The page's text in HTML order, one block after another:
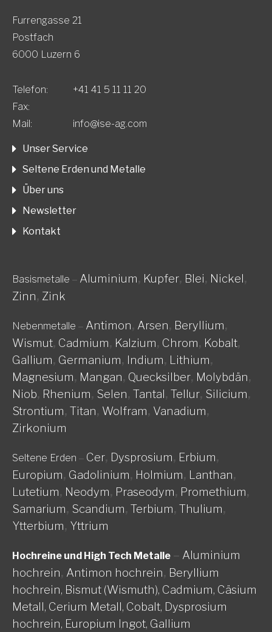
Furrengasse 21
Postfach
6000 Luzern 6
Telefon:
+41 41 5 11 11 20
Fax:
Mail:
info@ise-ag.com
Unser Service
Seltene Erden und Metalle
Über uns
Newsletter
Kontakt
Basismetalle – Aluminium, Kupfer, Blei, Nickel,
Zinn, Zink
Nebenmetalle – Antimon, Arsen, Beryllium,
Wismut, Cadmium, Kalzium, Chrom, Kobalt,
Gallium, Germanium, Indium, Lithium,
Magnesium, Mangan, Quecksilber, Molybdän,
Niob, Rhenium, Selen, Tantal, Tellur, Silicium,
Strontium, Titan, Wolfram, Vanadium,
Zirkonium
Seltene Erden – Cer, Dysprosium, Erbium,
Europium, Gadolinium, Holmium, Lanthan,
Lutetium, Neodym, Praseodym, Promethium,
Samarium, Scandium, Terbium, Thulium,
Ytterbium, Yttrium
Hochreine und High Tech Metalle – Aluminium
hochrein, Antimon hochrein, Beryllium
hochrein, Bismut (Wismuth), Cadmium, Cäsium
Metall, Cerium Metall, Cobalt, Dysprosium
hochrein, Europium Ingot, Gallium